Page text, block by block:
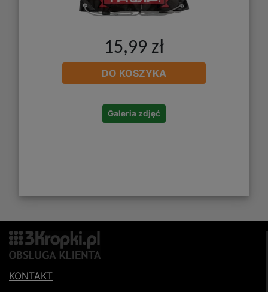
15,99 zł
DO KOSZYKA
Galeria zdjęć
KONTAKT